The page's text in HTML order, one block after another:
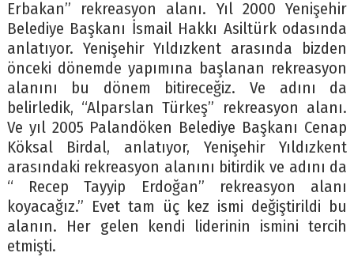
Erbakan” rekreasyon alanı. Yıl 2000 Yenişehir
Belediye Başkanı İsmail Hakkı Asiltürk odasında
anlatıyor. Yenişehir Yıldızkent arasında bizden
önceki dönemde yapımına başlanan rekreasyon
alanını bu dönem bitireceğiz. Ve adını da
belirledik, “Alparslan Türkeş” rekreasyon alanı.
Ve yıl 2005 Palandöken Belediye Başkanı Cenap
Köksal Birdal, anlatıyor, Yenişehir Yıldızkent
arasındaki rekreasyon alanını bitirdik ve adını da
“ Recep Tayyip Erdoğan” rekreasyon alanı
koyacağız.” Evet tam üç kez ismi değiştirildi bu
alanın. Her gelen kendi liderinin ismini tercih
etmişti.